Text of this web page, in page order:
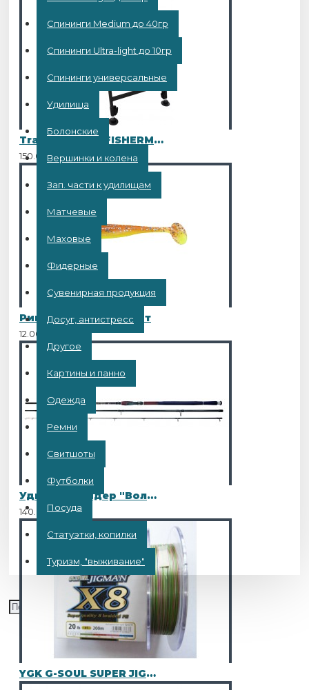
Спининги Medium до 40гр
Спининги Ultra-light до 10гр
Спининги универсальные
Удилища
Болонские
Вершинки и колена
Зап. части к удилищам
Матчевые
Маховые
Фидерные
Сувенирная продукция
Досуг, антистресс
Другое
Картины и панно
Одежда
Ремни
Свитшоты
Футболки
Посуда
Статуэтки, копилки
Туризм, "выживание"
Tramp кресло FISHERMAN
150.00BYN
Рипер Bass 3 L119 10шт
12.00BYN
Удилище фидер "Волжанка Титан" 3.6м (3 секции+3) тест до 130гр (IM7)
140.00BYN
YGK G-SOUL SUPER JIGMAN X8 200M